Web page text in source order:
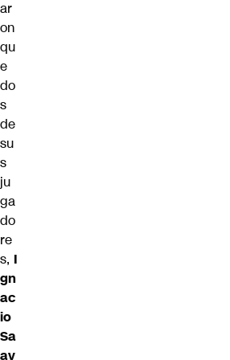
ar
on
qu
e
do
s
de
su
s
ju
ga
do
re
s, I
gn
ac
io
Sa
av